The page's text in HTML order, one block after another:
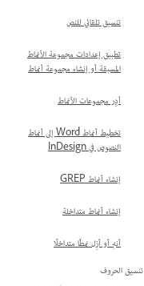
تنسيق تلقائي للنص
تطبيق إعدادات مجموعة الأنماط
المسبقة أو إنشاء مجموعة أنماط
أدِر مجموعات الأنماط
تخطيط أنماط Word إلى أنماط
النصوص في InDesign
إنشاء أنماط GREP
إنشاء أنماط متداخلة
أنهِ أو أزِل نمطًا متداخلًا
تنسيق الحروف